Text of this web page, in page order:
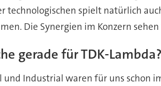
technologischen spielt natürlich
Die Synergien im Konzern
gerade für TDK-Lambda?
und Industrial waren für uns schon